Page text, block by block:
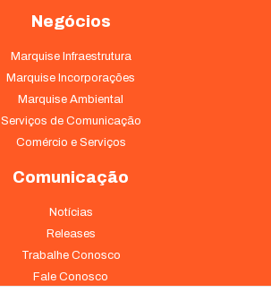
Negócios
Marquise Infraestrutura
Marquise Incorporações
Marquise Ambiental
Serviços de Comunicação
Comércio e Serviços
Comunicação
Notícias
Releases
Trabalhe Conosco
Fale Conosco